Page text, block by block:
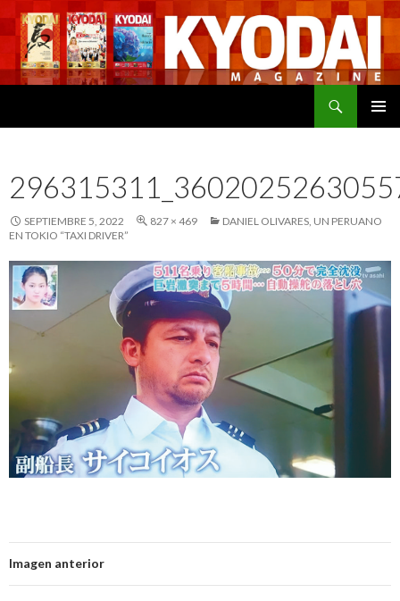
SEPTIEMBRE 5, 2022 827 × 469
DANIEL OLIVARES, UN PERUANO
EN TOKIO “TAXI DRIVER”
Imagen anterior